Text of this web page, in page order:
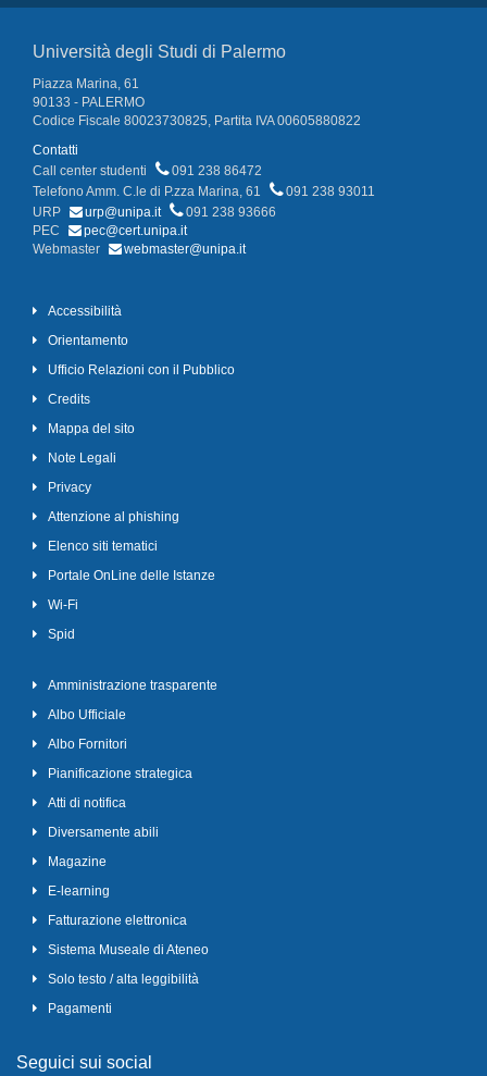
Università degli Studi di Palermo
Piazza Marina, 61
90133 - PALERMO
Codice Fiscale 80023730825, Partita IVA 00605880822
Contatti
Call center studenti
091 238 86472
Telefono Amm. C.le di P.zza Marina, 61
091 238 93011
URP
urp@unipa.it
091 238 93666
PEC
pec@cert.unipa.it
Webmaster
webmaster@unipa.it
Accessibilità
Orientamento
Ufficio Relazioni con il Pubblico
Credits
Mappa del sito
Note Legali
Privacy
Attenzione al phishing
Elenco siti tematici
Portale OnLine delle Istanze
Wi-Fi
Spid
Amministrazione trasparente
Albo Ufficiale
Albo Fornitori
Pianificazione strategica
Atti di notifica
Diversamente abili
Magazine
E-learning
Fatturazione elettronica
Sistema Museale di Ateneo
Solo testo / alta leggibilità
Pagamenti
Seguici sui social